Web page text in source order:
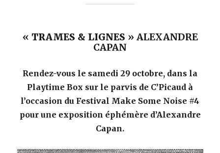
« TRAMES & LIGNES » ALEXANDRE
CAPAN
Rendez-vous le samedi 29 octobre, dans la
Playtime Box sur le parvis de C’Picaud à
l’occasion du Festival Make Some Noise #4
pour une exposition éphémère d’Alexandre
Capan.